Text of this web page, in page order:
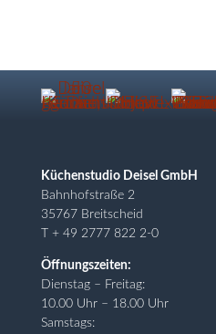
Küchenstudio Deisel GmbH
Bahnhofstraße 2
35767 Breitscheid
T + 49 2777 822 2-0
Öffnungszeiten:
Dienstag – Freitag:
10.00 Uhr – 18.00 Uhr
Samstags: